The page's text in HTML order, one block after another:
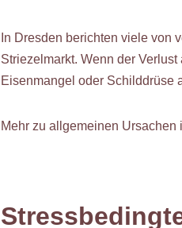
In Dresden berichten viele von
Striezelmarkt. Wenn der
Eisenmangel oder Schilddrüse
Mehr zu allgemeinen Ursachen